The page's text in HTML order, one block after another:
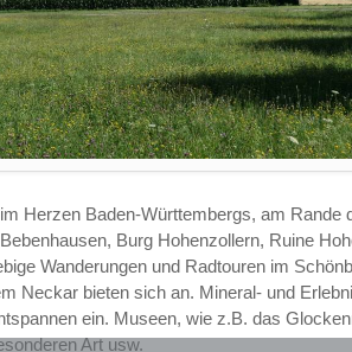
Herzen Baden-Württembergs, am Rande
Burg Hohenzollern, Ruine
Wanderungen und Radtouren im
Neckar bieten sich an. Mineral- und
ein. Museen, wie z.B. das
Art usw.